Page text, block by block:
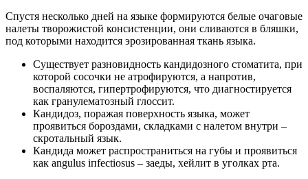
Спустя несколько дней на языке формируются белые очаговые
налеты творожистой консистенции, они сливаются в бляшки,
под которыми находится эрозированная ткань языка.
Существует разновидность кандидозного стоматита, при
которой сосочки не атрофируются, а напротив,
воспаляются, гипертрофируются, что диагностируется
как гранулематозный глоссит.
Кандидоз, поражая поверхность языка, может
проявиться бороздами, складками с налетом внутри –
скротальный язык.
Кандида может распространиться на губы и проявиться
как angulus iпfectiosus – заеды, хейлит в уголках рта.